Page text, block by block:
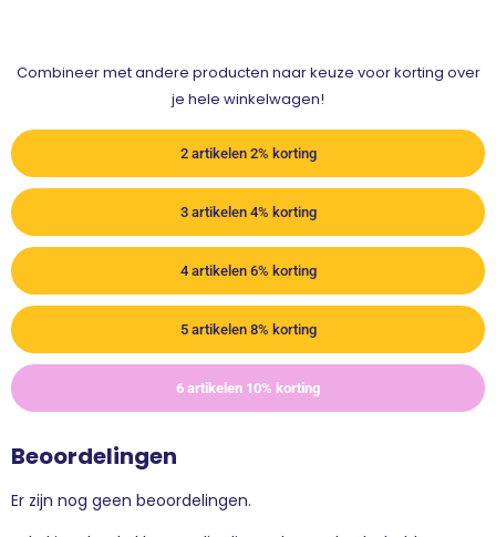
Combineer met andere producten naar keuze voor korting over
je hele winkelwagen!
2 artikelen 2% korting
3 artikelen 4% korting
4 artikelen 6% korting
5 artikelen 8% korting
6 artikelen 10% korting
Beoordelingen
Er zijn nog geen beoordelingen.